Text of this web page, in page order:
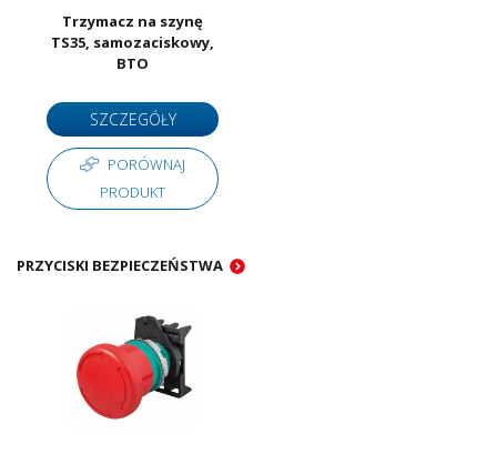
Trzymacz na szynę
TS35, samozaciskowy,
BTO
SZCZEGÓŁY
PORÓWNAJ
PRODUKT
PRZYCISKI BEZPIECZEŃSTWA